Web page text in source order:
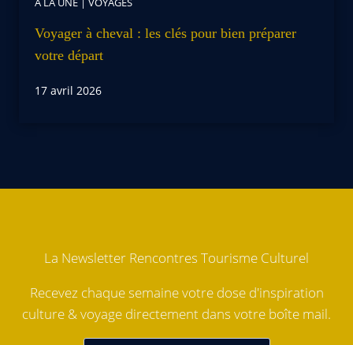
Voyager à cheval : les clés pour bien préparer
votre départ
17 avril 2026
La Newsletter Rencontres Tourisme Culturel
Recevez chaque semaine votre dose d'inspiration
culture & voyage directement dans votre boîte mail.